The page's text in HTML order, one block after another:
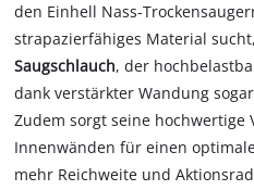
den Einhell Nass-
strapazierfähiges Material
Saugschlauch, der
dank verstärkter Wandung
Zudem sorgt seine
Innenwänden für einen
mehr Reichweite und